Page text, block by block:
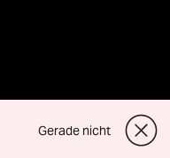
Gerade nicht